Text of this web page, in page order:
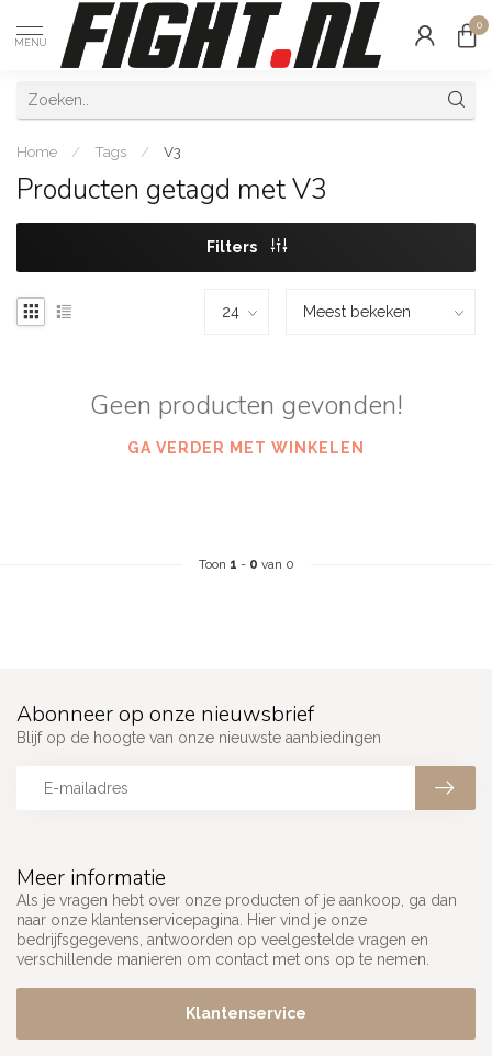
MENU
0
Home / Tags / V3
Producten getagd met V3
Filters
Geen producten gevonden!
GA VERDER MET WINKELEN
Toon 1 - 0 van 0
Meer informatie
Als je vragen hebt over onze producten of je aankoop, ga dan
naar onze klantenservicepagina. Hier vind je onze
bedrijfsgegevens, antwoorden op veelgestelde vragen en
verschillende manieren om contact met ons op te nemen.
Klantenservice
Abonneer op onze nieuwsbrief
Blijf op de hoogte van onze nieuwste aanbiedingen